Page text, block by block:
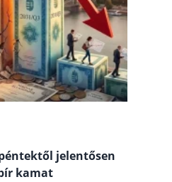
biztosítás (KGFB)
válaszok az 50 leggyakoribb
Fogyasztóbarát Otthonbiztosítás
jelentősen
kamat